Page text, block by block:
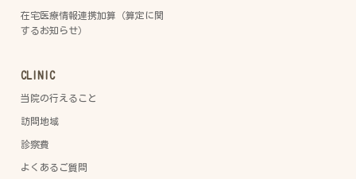
在宅医療情報連携加算（算定に関
するお知らせ）
CLINIC
当院の行えること
訪問地域
診察費
よくあるご質問